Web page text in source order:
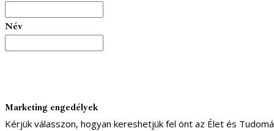
Név
Marketing engedélyek
Kérjük válasszon, hogyan kereshetjük fel önt az Élet és